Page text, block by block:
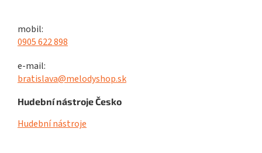
mobil:
0905 622 898
e-mail:
bratislava@melodyshop.sk
Hudební nástroje Česko
Hudební nástroje